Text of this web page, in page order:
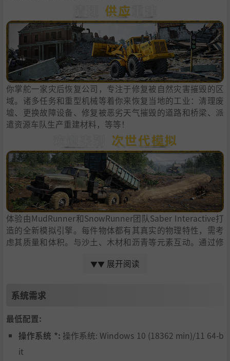
你掌舵一家灾后恢复公司，专注于修复被自然灾害摧毁的区
域。诸多任务和重型机械等着你来恢复当地的工业：清理废
墟、更换故障设备、修复被恶劣天气摧毁的道路和桥梁、派
遣资源车队生产重建材料，等等！
体验由MudRunner和SnowRunner团队Saber Interactive打
造的全新模拟引擎。每件物体都有其真实的物理特性，需考
虑其质量和体积。与沙土、木材和沥青等元素互动。通过修
每台机器都有其独特的操作方式。用推土机清理障碍，用重
▼▼ 展开阅读
系统需求
最低配置:
操作系统 *: 操作系统: Windows 10 (18362 min)/11 64-b
it